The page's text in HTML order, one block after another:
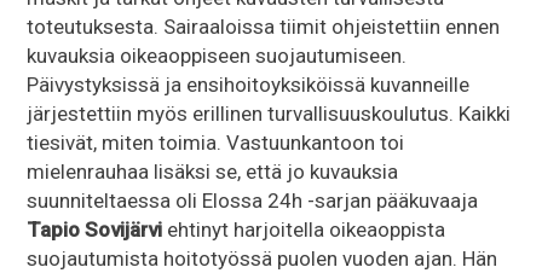
toteutuksesta. Sairaaloissa tiimit ohjeistettiin ennen
kuvauksia oikeaoppiseen suojautumiseen.
Päivystyksissä ja ensihoitoyksiköissä kuvanneille
järjestettiin myös erillinen turvallisuuskoulutus. Kaikki
tiesivät, miten toimia. Vastuunkantoon toi
mielenrauhaa lisäksi se, että jo kuvauksia
suunniteltaessa oli Elossa 24h -sarjan pääkuvaaja
Tapio Sovijärvi ehtinyt harjoitella oikeaoppista
suojautumista hoitotyössä puolen vuoden ajan. Hän